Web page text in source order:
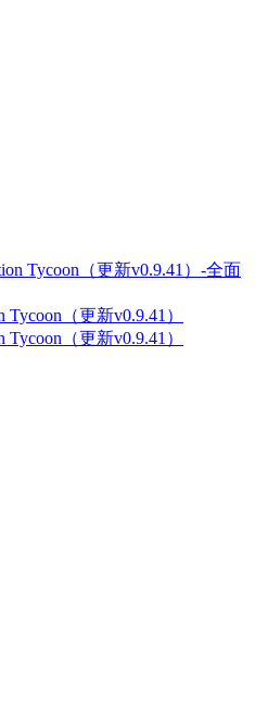
（更新v0.9.41）
（更新v0.9.41）